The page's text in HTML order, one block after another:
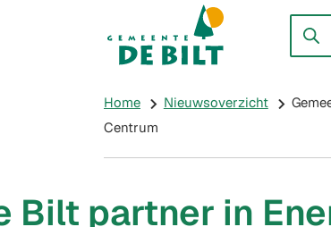
Mijn De Bilt
(Verwijst naar een
Home Nieuwsoverzicht
Centrum
Bilt partner in